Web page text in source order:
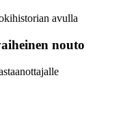
avulla
nouto